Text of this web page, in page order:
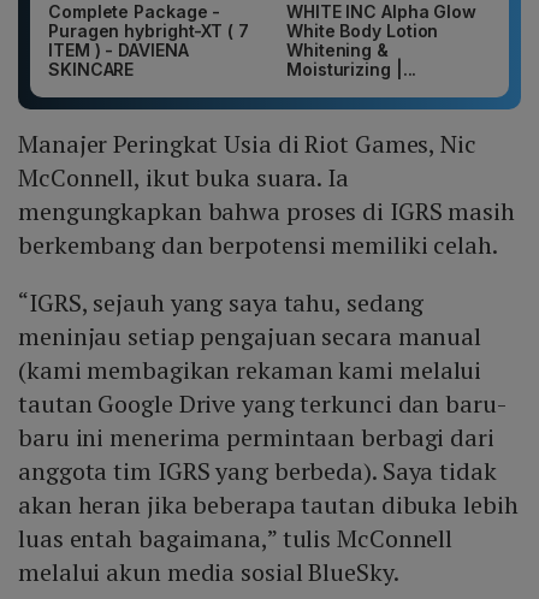
Complete Package -
Puragen hybright-XT ( 7
ITEM ) - DAVIENA
SKINCARE
WHITE INC Alpha Glow
White Body Lotion
Whitening &
Moisturizing |...
Manajer Peringkat Usia di Riot Games, Nic
McConnell, ikut buka suara. Ia
mengungkapkan bahwa proses di IGRS masih
berkembang dan berpotensi memiliki celah.
“IGRS, sejauh yang saya tahu, sedang
meninjau setiap pengajuan secara manual
(kami membagikan rekaman kami melalui
tautan Google Drive yang terkunci dan baru-
baru ini menerima permintaan berbagi dari
anggota tim IGRS yang berbeda). Saya tidak
akan heran jika beberapa tautan dibuka lebih
luas entah bagaimana,” tulis McConnell
melalui akun media sosial BlueSky.